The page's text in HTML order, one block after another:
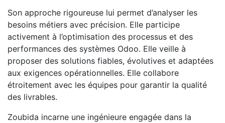
Son approche rigoureuse lui permet d’analyser les
besoins métiers avec précision. Elle participe
activement à l’optimisation des processus et des
performances des systèmes Odoo. Elle veille à
proposer des solutions fiables, évolutives et adaptées
aux exigences opérationnelles. Elle collabore
étroitement avec les équipes pour garantir la qualité
des livrables.
Zoubida incarne une ingénieure engagée dans la